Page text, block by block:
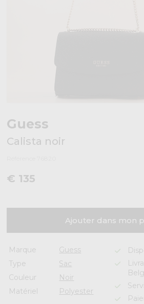
Guess
Calista noir
€ 135
Ajouter dans mon
Marque
Guess
Type
Sac
Couleur
Noir
Matériel
Polyester